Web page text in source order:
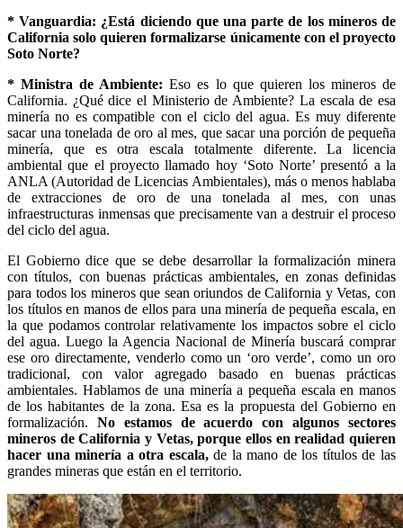
* Vanguardia: ¿Está diciendo que una parte de los mineros de
California solo quieren formalizarse únicamente con el proyecto
Soto Norte?
* Ministra de Ambiente: Eso es lo que quieren los mineros de
California. ¿Qué dice el Ministerio de Ambiente? La escala de esa
minería no es compatible con el ciclo del agua. Es muy diferente
sacar una tonelada de oro al mes, que sacar una porción de pequeña
minería, que es otra escala totalmente diferente. La licencia
ambiental que el proyecto llamado hoy ‘Soto Norte’ presentó a la
ANLA (Autoridad de Licencias Ambientales), más o menos hablaba
de extracciones de oro de una tonelada al mes, con unas
infraestructuras inmensas que precisamente van a destruir el proceso
del ciclo del agua.
El Gobierno dice que se debe desarrollar la formalización minera
con títulos, con buenas prácticas ambientales, en zonas definidas
para todos los mineros que sean oriundos de California y Vetas, con
los títulos en manos de ellos para una minería de pequeña escala, en
la que podamos controlar relativamente los impactos sobre el ciclo
del agua. Luego la Agencia Nacional de Minería buscará comprar
ese oro directamente, venderlo como un ‘oro verde’, como un oro
tradicional, con valor agregado basado en buenas prácticas
ambientales. Hablamos de una minería a pequeña escala en manos
de los habitantes de la zona. Esa es la propuesta del Gobierno en
formalización. No estamos de acuerdo con algunos sectores
mineros de California y Vetas, porque ellos en realidad quieren
hacer una minería a otra escala,de la mano de los títulos de las
grandes mineras que están en el territorio.